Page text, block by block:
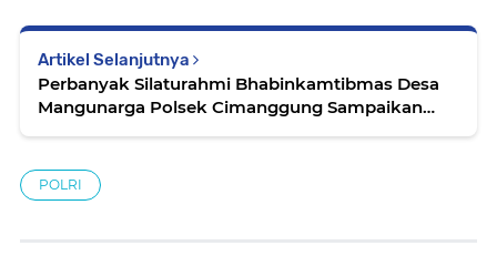
Artikel Selanjutnya
Perbanyak Silaturahmi Bhabinkamtibmas Desa
Mangunarga Polsek Cimanggung Sampaikan
POLRI